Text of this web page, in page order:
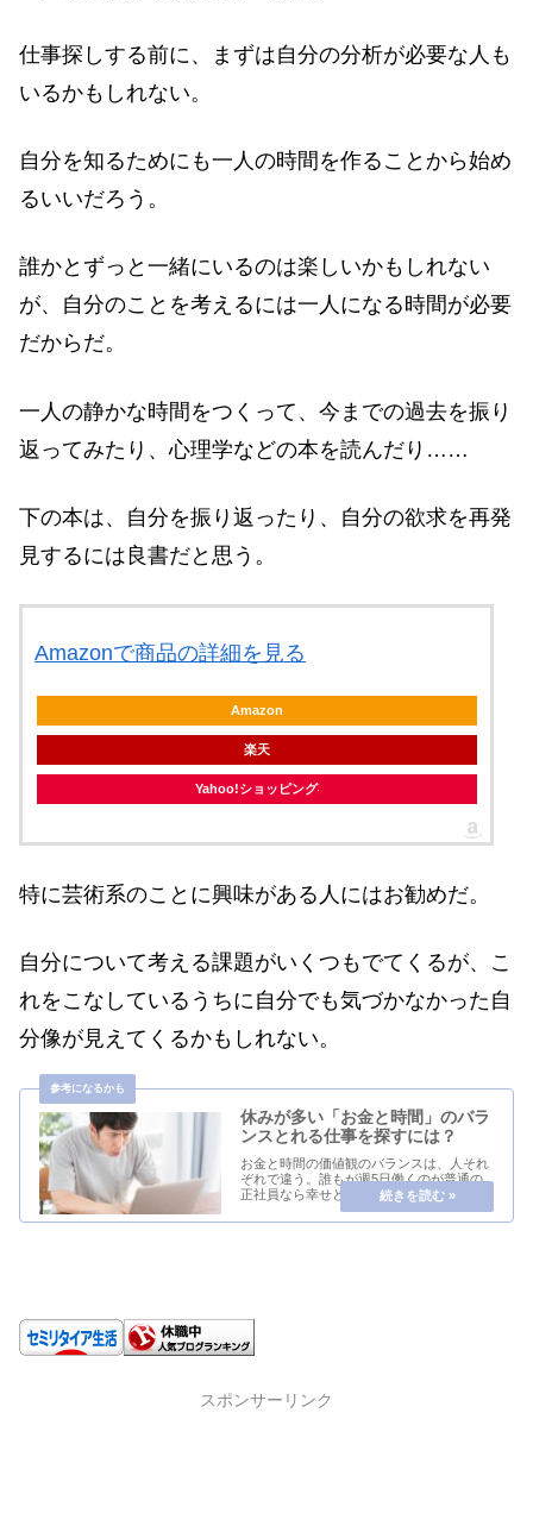
仕事探しする前に、まずは自分の分析が必要な人も
いるかもしれない。
自分を知るためにも一人の時間を作ることから始め
るいいだろう。
誰かとずっと一緒にいるのは楽しいかもしれない
が、自分のことを考えるには一人になる時間が必要
だからだ。
一人の静かな時間をつくって、今までの過去を振り
返ってみたり、心理学などの本を読んだり……
下の本は、自分を振り返ったり、自分の欲求を再発
見するには良書だと思う。
Amazonで商品の詳細を見る
Amazon
楽天
Yahoo!ショッピング
特に芸術系のことに興味がある人にはお勧めだ。
自分について考える課題がいくつもでてくるが、こ
れをこなしているうちに自分でも気づかなかった自
分像が見えてくるかもしれない。
休みが多い「お金と時間」のバラ
ンスとれる仕事を探すには？
お金と時間の価値観のバランスは、人それ
ぞれで違う。誰もが週5日働くのが普通の
正社員なら幸せというわけでもない。お金
を稼ぐために長時間働いて、その分消費す
ることに喜びを見出す人もいる一方、お金
スポンサーリンク